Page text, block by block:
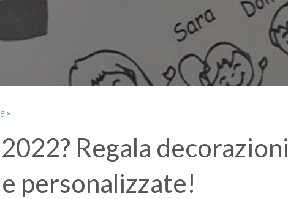
»
Regala decorazioni
personalizzate!